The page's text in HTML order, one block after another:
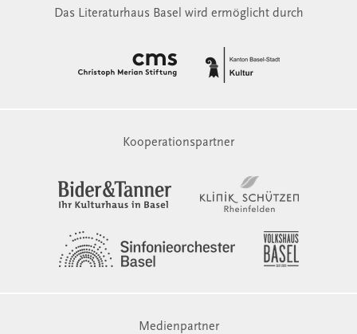
Das Literaturhaus Basel wird ermöglicht durch
Kooperationspartner
Medienpartner